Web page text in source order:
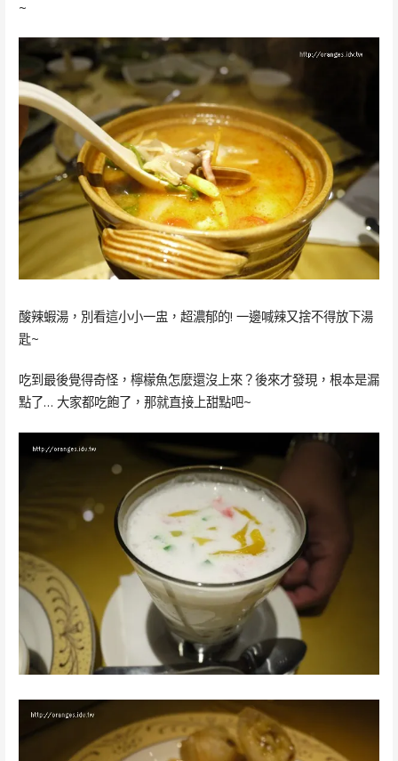
~
酸辣蝦湯，別看這小小一盅，超濃郁的! 一邊喊辣又捨不得放下湯
匙~
吃到最後覺得奇怪，檸檬魚怎麼還沒上來？後來才發現，根本是漏
點了… 大家都吃飽了，那就直接上甜點吧~